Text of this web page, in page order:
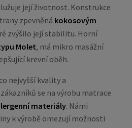
její životnost. Konstrukce
zpevněná kokosovým
zvýšilo její stabilitu. Horní
Molet, má mikro masážní
krevní oběh.
nejvyšší kvality a
se na výrobu matrace
materiály. Námi
k výrobě omezují možnosti